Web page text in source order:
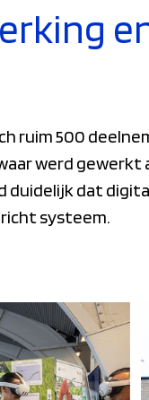
ruim 500
werd
duidelijk dat
systeem.